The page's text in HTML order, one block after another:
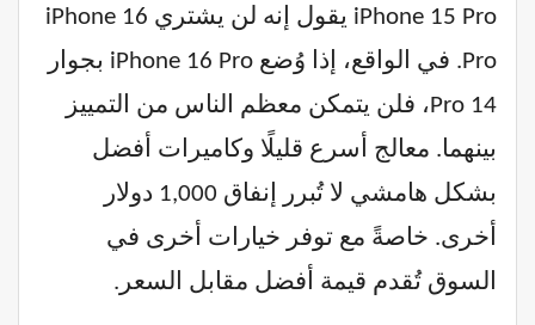
iPhone 15 Pro يقول إنه لن يشتري iPhone 16
Pro. في الواقع، إذا وُضع iPhone 16 Pro بجوار
14 Pro، فلن يتمكن معظم الناس من التمييز
بينهما. معالج أسرع قليلًا وكاميرات أفضل
بشكل هامشي لا تُبرر إنفاق 1,000 دولار
أخرى. خاصةً مع توفر خيارات أخرى في
السوق تُقدم قيمة أفضل مقابل السعر.